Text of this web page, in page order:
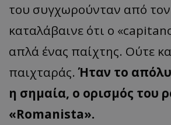
του συγχωρούνταν από
καταλάβαινε ότι ο
απλά ένας παίχτης. Ούτε
παιχταράς.Ήταν το
η σημαία, ο ορισμός του
«Romanista».